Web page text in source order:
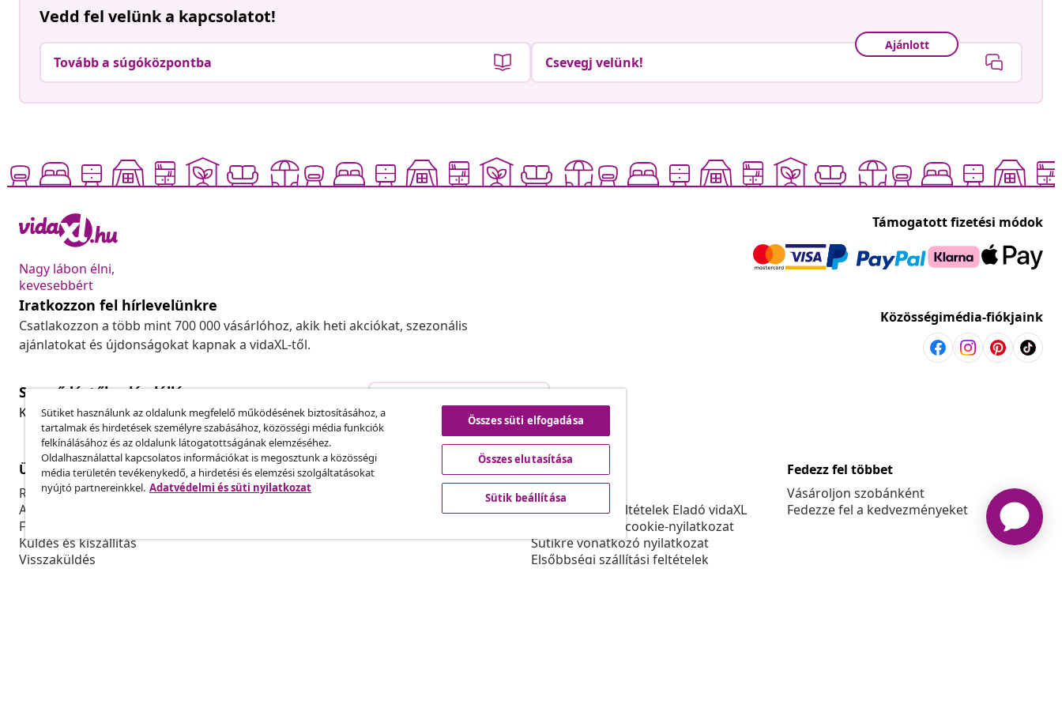
Vedd fel velünk a kapcsolatot!
Tovább a súgóközpontba
Ajánlott
Csevegj velünk!
Nagy lábon élni,
kevesebbért
Támogatott fizetési módok
Iratkozzon fel hírlevelünkre
Csatlakozzon a több mint 700 000 vásárlóhoz, akik heti akciókat, szezonális
ajánlatokat és újdonságokat kapnak a vidaXL-től.
Közösségimédia-fiókjaink
Szerződéstől való elállás
Küldj be egy rendelés lemondására vonatkozó kérelmet.
Szerződéstől való elállás
Ügyfélszolgálat
Rendelés nyomon követése
A fiókom
Fizetés
Küldés és kiszállítás
Visszaküldés
Üzlet
Partnerprogram
vidaXL
A vidaXL-ről
Felhasználási feltételek Eladó vidaXL
Adatvédelmi és cookie-nyilatkozat
Sütikre vonatkozó nyilatkozat
Elsőbbségi szállítási feltételek
Fedezz fel többet
Vásároljon szobánként
Fedezze fel a kedvezményeket
Sütiket használunk az oldalunk megfelelő működésének biztosításához, a
tartalmak és hirdetések személyre szabásához, közösségi média funkciók
felkínálásához és az oldalunk látogatottságának elemzéséhez.
Oldalhasználattal kapcsolatos információkat is megosztunk a közösségi
média területén tevékenykedő, a hirdetési és elemzési szolgáltatásokat
nyújtó partnereinkkel. Adatvédelmi és süti nyilatkozat
Összes süti elfogadása
Összes elutasítása
Sütik beállítása